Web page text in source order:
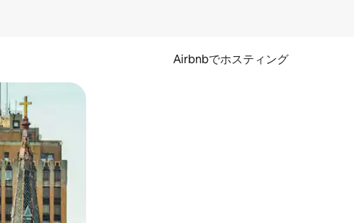
Airbnbでホスティング